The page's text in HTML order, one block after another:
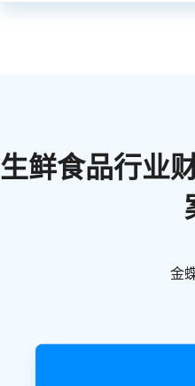
生鲜食品行业
金